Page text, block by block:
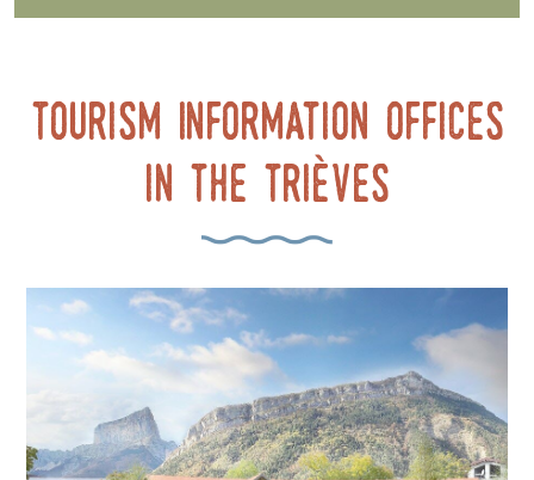
Tourism Information Offices
in the Trièves